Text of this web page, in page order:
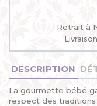
Retrait à
DESCRIPTION
La gourmette bébé
respect des traditions